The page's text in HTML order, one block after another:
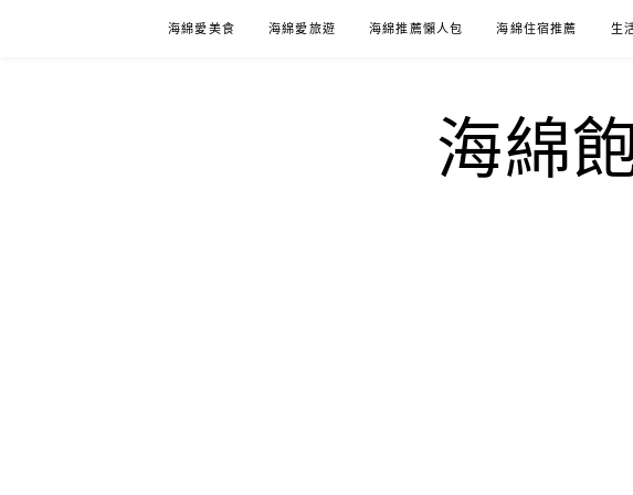
海綿愛美食 海綿愛旅遊 海綿推薦懶人包 海綿住宿推薦 生
海綿